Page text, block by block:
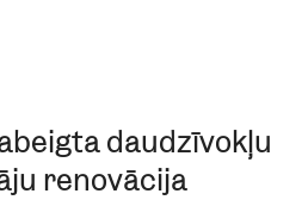
daudzīvokļu
renovācija